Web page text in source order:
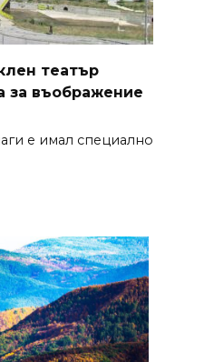
театър
за въображение
е имал специално